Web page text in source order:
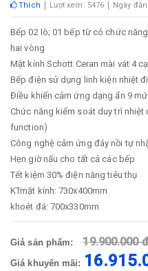
Thích Lượt xem: 5476 Ngày
Bếp 02 lò; 01 bếp từ có chức
hai vòng
Mặt kính Schott Ceran mài vát 4
Bếp điện sử dụng linh kiện nhiệt
Điều khiển cảm ứng dạng ẩn 9
Chức năng kiểm soát duy trì
function)
Công nghệ cảm ứng đáy nồi tự
Hẹn giờ nấu cho tất cả các bếp
Tết kiệm 30% điện năng tiêu thụ
KTmặt kính: 730x400mm
khoét đá: 700x330mm
Giá sản phẩm: 19.900.000 đ
Giá khuyến mãi: